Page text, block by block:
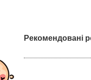
Рекомендовані